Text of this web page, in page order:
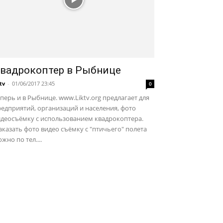
в Рыбнице
- 01/06/2017 23:45 0
и в Рыбнице. www.Liktv.org предлагает для
организаций и населения, фото
с использованием квадрокоптера.
фото видео съёмку с "птичьего" полета
по тел....